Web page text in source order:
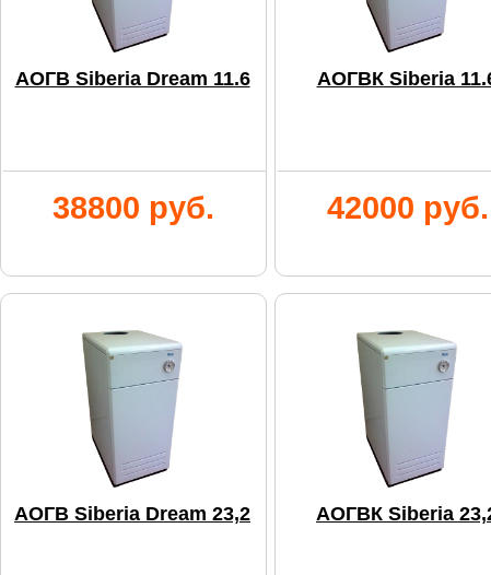
АОГВ Siberia Dream 11.6
38800 руб.
АОГВК Siberia
42000 руб.
АОГВ Siberia Dream 23,2 АОГВК Siberia